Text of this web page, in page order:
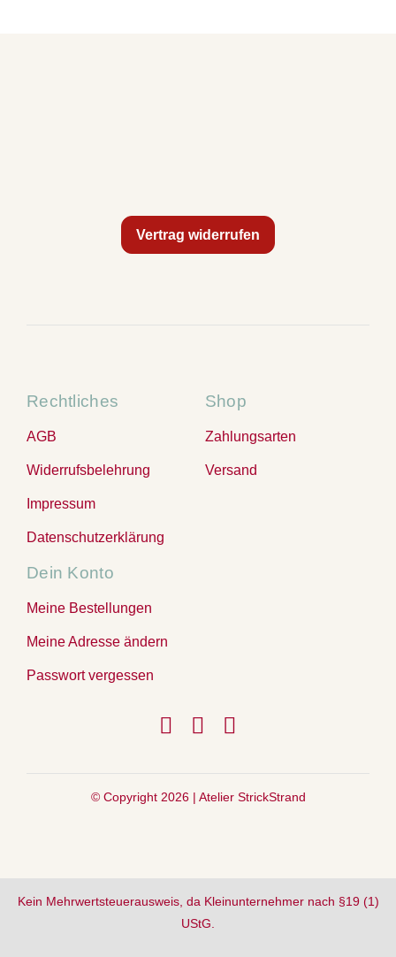
Vertrag widerrufen
Rechtliches
AGB
Widerrufsbelehrung
Impressum
Datenschutzerklärung
Shop
Zahlungsarten
Versand
Dein Konto
Meine Bestellungen
Meine Adresse ändern
Passwort vergessen
© Copyright 2026 | Atelier StrickStrand
Kein Mehrwertsteuerausweis, da Kleinunternehmer nach §19 (1)
UStG.